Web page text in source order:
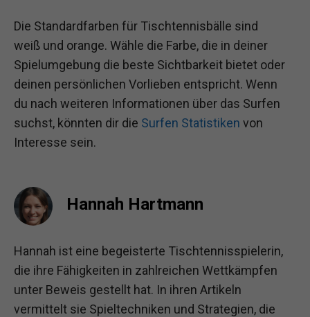
Die Standardfarben für Tischtennisbälle sind
weiß und orange. Wähle die Farbe, die in deiner
Spielumgebung die beste Sichtbarkeit bietet oder
deinen persönlichen Vorlieben entspricht. Wenn
du nach weiteren Informationen über das Surfen
suchst, könnten dir die Surfen Statistiken von
Interesse sein.
Hannah Hartmann
Hannah ist eine begeisterte Tischtennisspielerin,
die ihre Fähigkeiten in zahlreichen Wettkämpfen
unter Beweis gestellt hat. In ihren Artikeln
vermittelt sie Spieltechniken und Strategien, die